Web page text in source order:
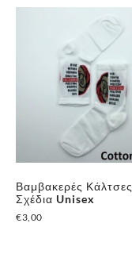
Βαμβακερές Κάλτσες
Σχέδια Unisex
€3,00